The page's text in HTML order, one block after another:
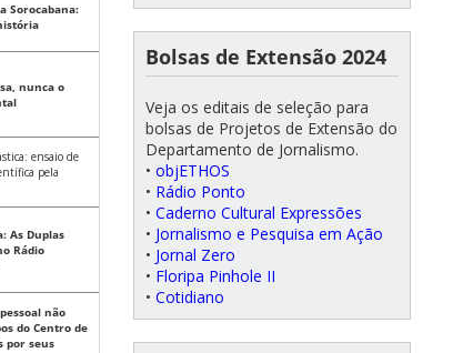
Sorocabana:
nunca o
ensaio de
pela
As Duplas
Rádio
não
do Centro de
por seus
Bolsas de Extensão 2024
Veja os editais de seleção para
bolsas de Projetos de Extensão do
Departamento de Jornalismo.
• objETHOS
• Rádio Ponto
• Caderno Cultural Expressões
• Jornalismo e Pesquisa em Ação
• Jornal Zero
• Floripa Pinhole II
• Cotidiano